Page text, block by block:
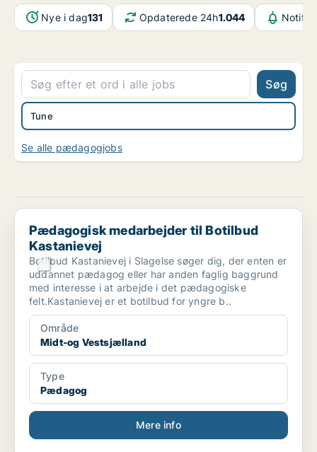
Nye i dag131 Opdaterede 24h1.044
Søg
Tune
Se alle pædagogjobs
Pædagogisk medarbejder til Botilbud Kastanievej
Pædagogisk medarbejder til Botilbud
Kastanievej
Botilbud Kastanievej i Slagelse søger dig, der enten er
uddannet pædagog eller har anden faglig baggrund
med interesse i at arbejde i det pædagogiske
felt.Kastanievej er et botilbud for yngre b..
Område
Midt-og Vestsjælland
Type
Pædagog
Mere info